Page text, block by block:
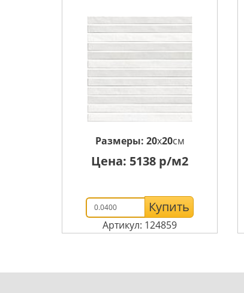
Размеры: 20x20см
Цена: 5138 р/м2
Купить
Артикул: 124859